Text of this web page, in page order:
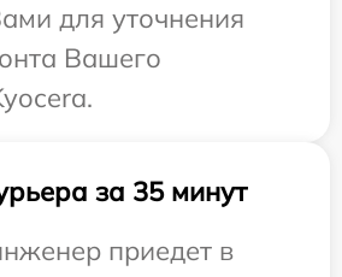
для уточнения
Вашего
за 35 минут
приедет в